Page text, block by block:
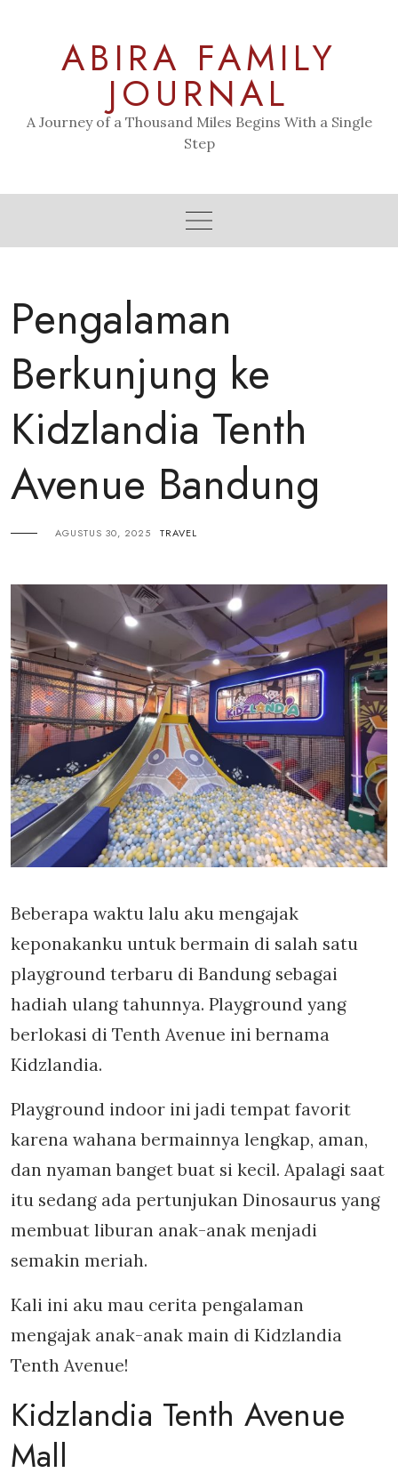
ABIRA FAMILY
JOURNAL
A Journey of a Thousand Miles Begins With a Single
Step
Pengalaman
Berkunjung ke
Kidzlandia Tenth
Avenue Bandung
AGUSTUS 30, 2025 TRAVEL
Beberapa waktu lalu aku mengajak
keponakanku untuk bermain di salah satu
playground terbaru di Bandung sebagai
hadiah ulang tahunnya. Playground yang
berlokasi di Tenth Avenue ini bernama
Kidzlandia.
Playground indoor ini jadi tempat favorit
karena wahana bermainnya lengkap, aman,
dan nyaman banget buat si kecil. Apalagi saat
itu sedang ada pertunjukan Dinosaurus yang
membuat liburan anak-anak menjadi
semakin meriah.
Kali ini aku mau cerita pengalaman
mengajak anak-anak main di Kidzlandia
Tenth Avenue!
Kidzlandia Tenth Avenue
Mall